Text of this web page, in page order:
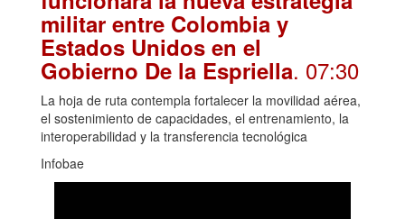
militar entre Colombia y
Estados Unidos en el
Gobierno De la Espriella. 07:30
La hoja de ruta contempla fortalecer la movilidad aérea,
el sostenimiento de capacidades, el entrenamiento, la
interoperabilidad y la transferencia tecnológica
Infobae